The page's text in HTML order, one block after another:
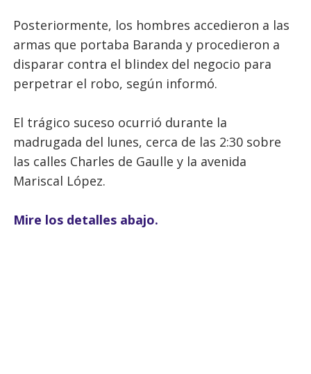
Posteriormente, los hombres accedieron a las
armas que portaba Baranda y procedieron a
disparar contra el blindex del negocio para
perpetrar el robo, según informó.
El trágico suceso ocurrió durante la
madrugada del lunes, cerca de las 2:30 sobre
las calles Charles de Gaulle y la avenida
Mariscal López.
Mire los detalles abajo.